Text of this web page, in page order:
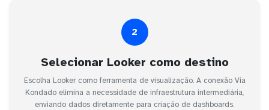
2
Selecionar Looker como destino
Escolha Looker como ferramenta de visualização. A conexão Via
Kondado elimina a necessidade de infraestrutura intermediária,
enviando dados diretamente para criação de dashboards.